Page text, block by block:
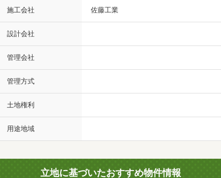
施工会社 佐藤工業
設計会社
管理会社
管理方式
土地権利
用途地域
立地に基づいたおすすめ物件情報